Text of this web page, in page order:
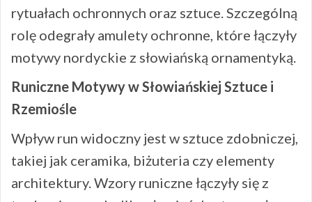
rytuałach ochronnych oraz sztuce. Szczególną
rolę odegrały amulety ochronne, które łączyły
motywy nordyckie z słowiańską ornamentyką.
Runiczne Motywy w Słowiańskiej Sztuce i
Rzemiośle
Wpływ run widoczny jest w sztuce zdobniczej,
takiej jak ceramika, biżuteria czy elementy
architektury. Wzory runiczne łączyły się z